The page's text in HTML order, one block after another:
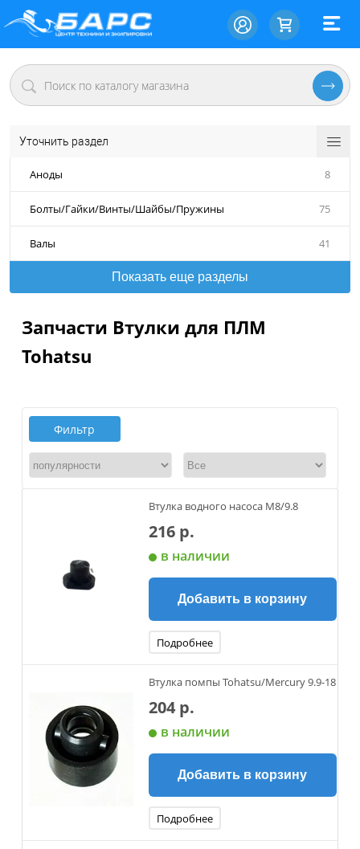
Уточнить раздел
Аноды 8
Болты/Гайки/Винты/Шайбы/Пружины 75
Валы 41
Показать еще разделы
Запчасти Втулки для ПЛМ
Tohatsu
Фильтр
Втулка водного насоса M8/9.8
216 р.
в наличии
Добавить в корзину
Подробнее
Втулка помпы Tohatsu/Mercury 9.9-18
204 р.
в наличии
Добавить в корзину
Подробнее